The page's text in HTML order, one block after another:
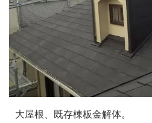
大屋根、既存棟板金解体。